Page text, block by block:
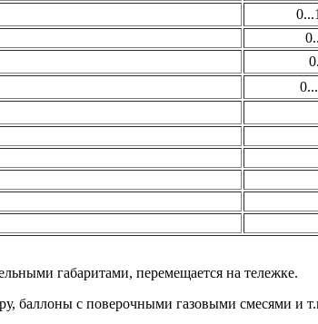
габаритами, перемещается на тележке.
баллоны с поверочными газовыми смесями и